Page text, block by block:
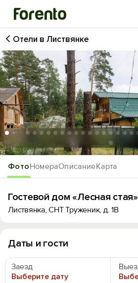
Войти
Избранное
История просмотра
Добавить свой объект
ФотоНомераОписаниеКарта
Отели в Листвянке
Гостевой дом «Лесная стая»
Листвянка, СНТ Труженик, д. 1В
Даты и гости
Заезд
Выберите дату